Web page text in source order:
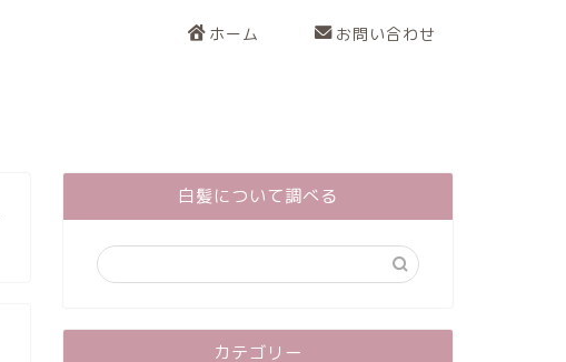
ホーム お問い合わせ
白髪について調べる
カテゴリー